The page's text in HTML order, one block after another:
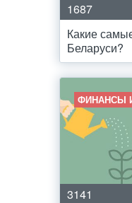
1687
Какие
Беларуси?
ФИНАНСЫ
3141